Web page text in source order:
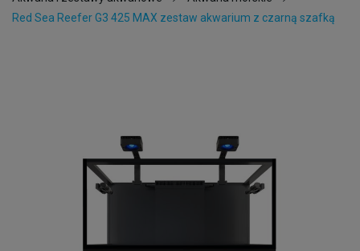
Red Sea Reefer G3 425 MAX zestaw akwarium z czarną szafką